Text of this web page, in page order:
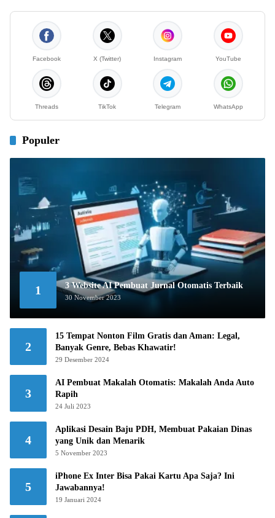
Facebook X (Twitter) Instagram YouTube
Threads TikTok Telegram WhatsApp
Populer
1 3 Website AI Pembuat Jurnal Otomatis Terbaik
30 November 2023
2
15 Tempat Nonton Film Gratis dan Aman: Legal,
Banyak Genre, Bebas Khawatir!
29 Desember 2024
3
AI Pembuat Makalah Otomatis: Makalah Anda Auto
Rapih
24 Juli 2023
4
Aplikasi Desain Baju PDH, Membuat Pakaian Dinas
yang Unik dan Menarik
5 November 2023
5
iPhone Ex Inter Bisa Pakai Kartu Apa Saja? Ini
Jawabannya!
19 Januari 2024